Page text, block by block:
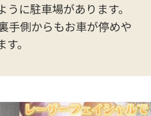
に駐車場があります。
手側からもお車が停めや
。